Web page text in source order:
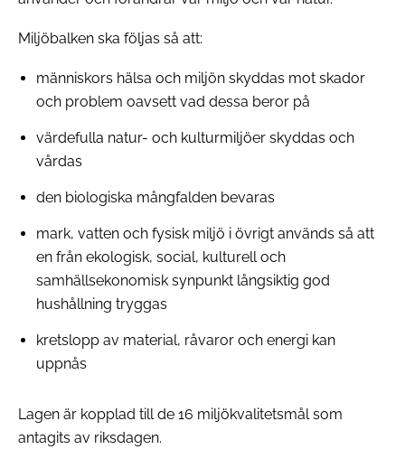
Miljöbalken ska följas så att:
människors hälsa och miljön skyddas mot skador
och problem oavsett vad dessa beror på
värdefulla natur- och kulturmiljöer skyddas och
vårdas
den biologiska mångfalden bevaras
mark, vatten och fysisk miljö i övrigt används så att
en från ekologisk, social, kulturell och
samhällsekonomisk synpunkt långsiktig god
hushållning tryggas
kretslopp av material, råvaror och energi kan
uppnås
Lagen är kopplad till de 16 miljökvalitetsmål som
antagits av riksdagen.